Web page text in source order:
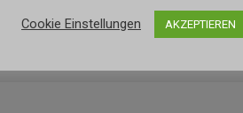
Cookie Einstellungen AKZEPTIEREN